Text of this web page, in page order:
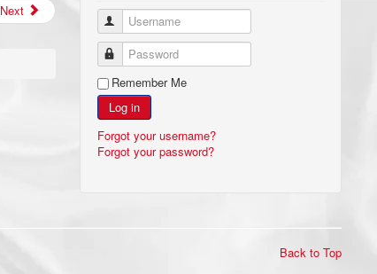
Next
Username
Password
Remember Me
Log in
Forgot your username?
Forgot your password?
Back to Top